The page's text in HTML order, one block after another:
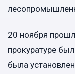
20 ноября
прокуратуре
была